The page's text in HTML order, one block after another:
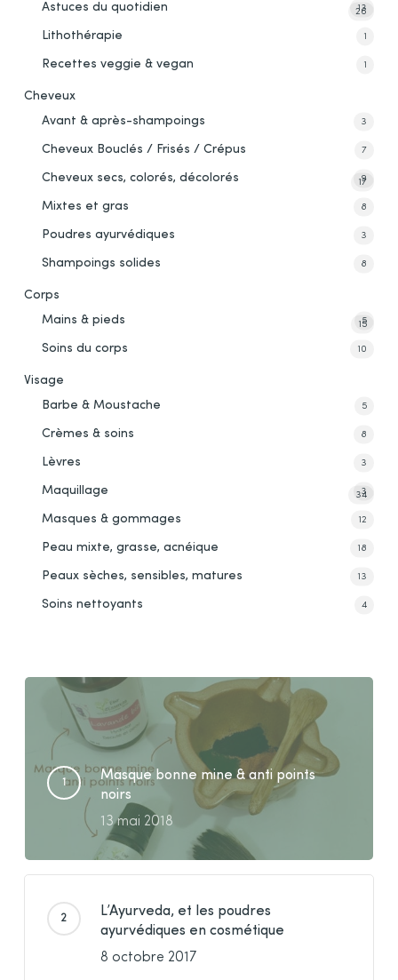
26
Astuces du quotidien 13
Lithothérapie 1
Recettes veggie & vegan 1
Cheveux
17
Avant & après-shampoings 3
Cheveux Bouclés / Frisés / Crépus 7
Cheveux secs, colorés, décolorés 9
Mixtes et gras 8
Poudres ayurvédiques 3
Shampoings solides 8
Corps
15
Mains & pieds 5
Soins du corps 10
Visage
34
Barbe & Moustache 5
Crèmes & soins 8
Lèvres 3
Maquillage 3
Masques & gommages 12
Peau mixte, grasse, acnéique 18
Peaux sèches, sensibles, matures 13
Soins nettoyants 4
Masque bonne mine & anti points
noirs
13 mai 2018
L’Ayurveda, et les poudres
ayurvédiques en cosmétique
8 octobre 2017